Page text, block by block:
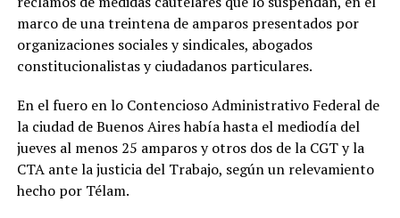
marco de una treintena de amparos presentados por
organizaciones sociales y sindicales, abogados
constitucionalistas y ciudadanos particulares.
En el fuero en lo Contencioso Administrativo Federal de
la ciudad de Buenos Aires había hasta el mediodía del
jueves al menos 25 amparos y otros dos de la CGT y la
CTA ante la justicia del Trabajo, según un relevamiento
hecho por Télam.